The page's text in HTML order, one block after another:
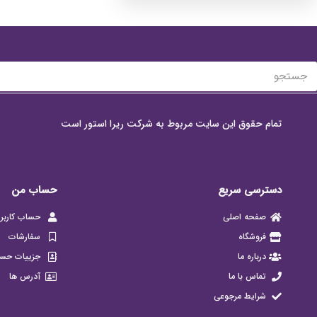
تمام حقوق این سایت مربوط به شرکت ریرا استور است
دسترسی سریع
صفحه اصلی
فروشگاه
درباره ما
تماس با ما
شرایط مرجوعی
حساب من
حساب
سفارشات
جزییات
آدرس ها